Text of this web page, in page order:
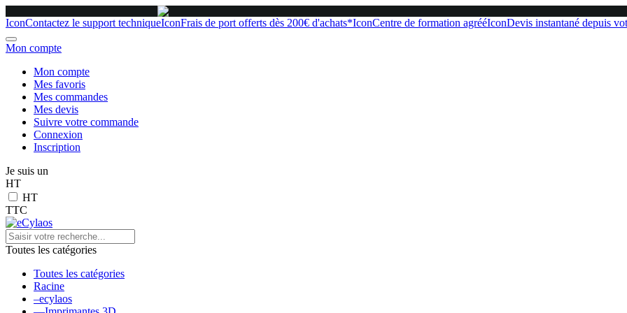
IconContactez le support techniqueIconFrais de port offerts dès 200€ d'achats*IconCentre de formation agrééIconDevis instantané depuis
Mon compte
Mon compte
Mes favoris
Mes commandes
Mes devis
Suivre votre commande
Connexion
Inscription
Je suis un
HT
HT
TTC
Toutes les catégories
Toutes les catégories
Racine
–ecylaos